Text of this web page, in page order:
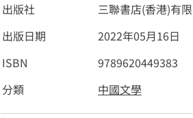
出版社
三聯書店(香港)有
出版日期
2022年05月16日
ISBN
9789620449383
分類
中國文學